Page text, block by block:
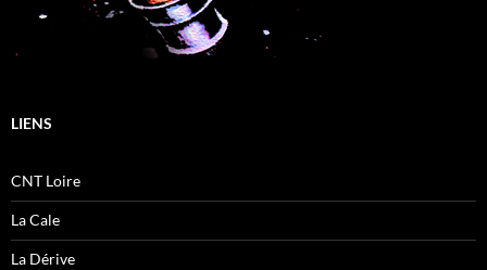
LIENS
CNT Loire
La Cale
La Dérive